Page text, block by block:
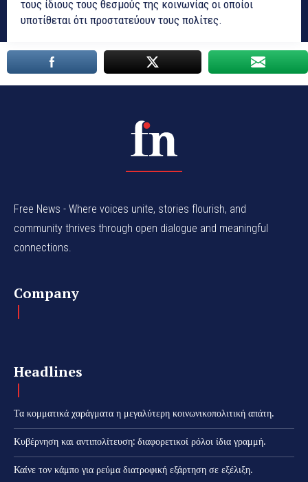
τους ίδιους τους θεσμούς της κοινωνίας οι οποίοι
υποτίθεται ότι προστατεύουν τους πολίτες.
Free News - Where voices unite, stories flourish, and
community thrives through open dialogue and meaningful
connections.
Company
Headlines
Τα κομματικά χαράγματα η μεγαλύτερη κοινωνικοπολιτική απάτη.
Κυβέρνηση και αντιπολίτευση: διαφορετικοί ρόλοι ίδια γραμμή.
Καίνε τον κάμπο για ρεύμα διατροφική εξάρτηση σε εξέλιξη.